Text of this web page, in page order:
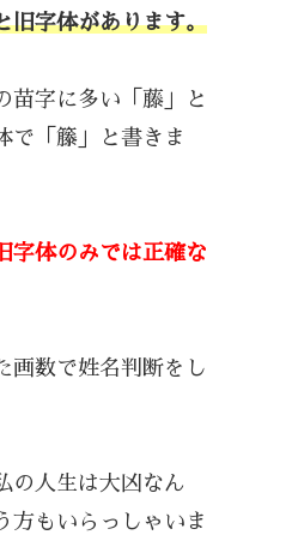
旧字体があります。
苗字に多い「藤」と
で「籐」と書きま
字体のみでは正確な
画数で姓名判断をし
の人生は大凶なん
方もいらっしゃいま